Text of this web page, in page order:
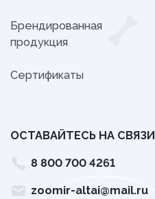
Брендированная
продукция
Сертификаты
ОСТАВАЙТЕСЬ НА СВЯЗИ
8 800 700 4261
zoomir-altai@mail.ru